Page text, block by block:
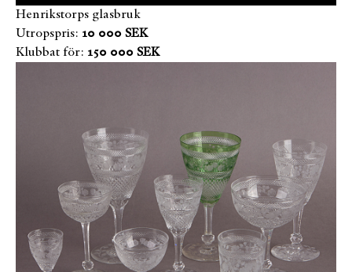
Henrikstorps glasbruk
Utropspris: 10 000 SEK
Klubbat för: 150 000 SEK